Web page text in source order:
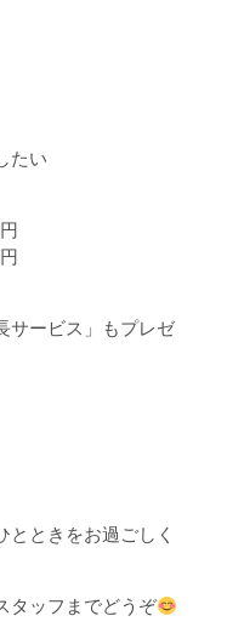
たい
サービス」もプレゼ
とときをお過ごしく
タッフまでどうぞ